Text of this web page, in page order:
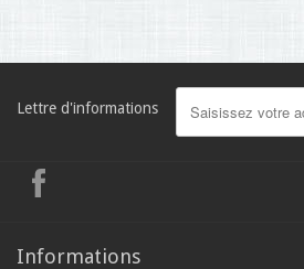
Lettre d'informations
Informations